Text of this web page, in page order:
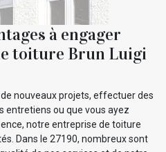
à engager
toiture Brun Luigi
nouveaux projets, effectuer des
entretiens ou que vous ayez
notre entreprise de toiture
Dans le 27190, nombreux sont